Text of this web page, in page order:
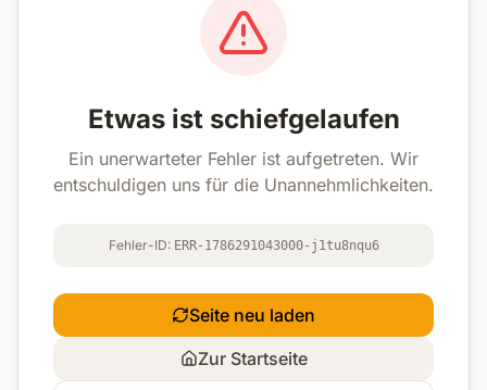
Etwas ist schiefgelaufen
Ein unerwarteter Fehler ist aufgetreten. Wir
entschuldigen uns für die Unannehmlichkeiten.
Fehler-ID: ERR-1786291043000-j1tu8nqu6
Seite neu laden
Zur Startseite